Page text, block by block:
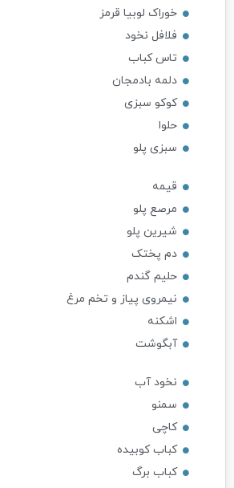
خوراک لوبیا قرمز
فلافل نخود
تاس کباب
دلمه بادمجان
کوکو سبزی
حلوا
سبزی پلو
قیمه
مرصع پلو
شیرین پلو
دم پختک
حلیم گندم
نیمروی پیاز و تخم مرغ
اشکنه
آبگوشت
نخود آب
سمنو
کاچی
کباب کوبیده
کباب برگ